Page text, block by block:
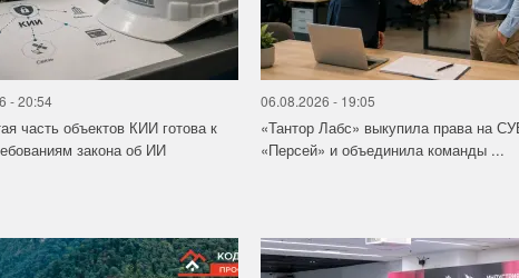
- 20:54
часть объектов КИИ готова к
закона об ИИ
06.08.2026 - 19:05
«Тантор Лабс» выкупила права на
«Персей» и объединила команды ...